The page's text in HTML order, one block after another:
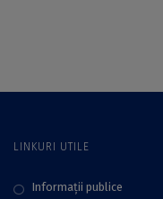
Karls Universitaet
LINKURI UTILE
Informații publice